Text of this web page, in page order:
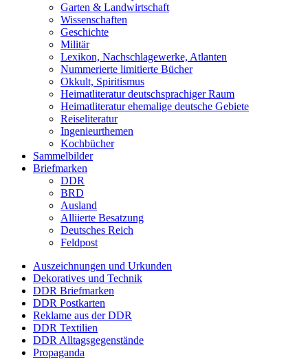
Garten & Landwirtschaft
Wissenschaften
Geschichte
Militär
Lexikon, Nachschlagewerke, Atlanten
Nummerierte limitierte Bücher
Okkult, Spiritismus
Heimatliteratur deutschsprachiger Raum
Heimatliteratur ehemalige deutsche Gebiete
Reiseliteratur
Ingenieurthemen
Kochbücher
Sammelbilder
Briefmarken
DDR
BRD
Ausland
Alliierte Besatzung
Deutsches Reich
Feldpost
Auszeichnungen und Urkunden
Dekoratives und Technik
DDR Briefmarken
DDR Postkarten
Reklame aus der DDR
DDR Textilien
DDR Alltagsgegenstände
Propaganda